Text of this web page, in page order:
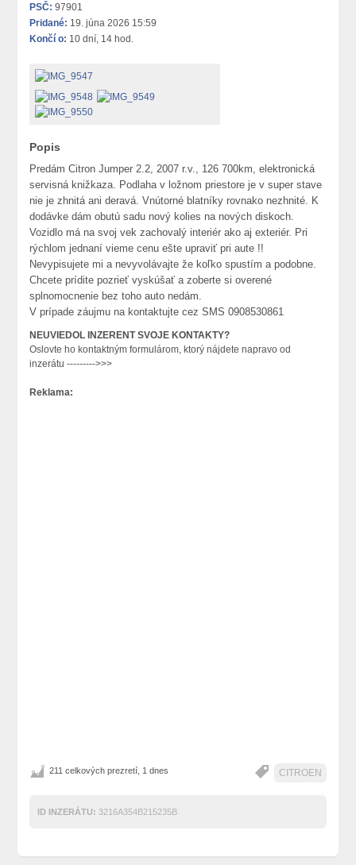
PSČ: 97901
Pridané: 19. júna 2026 15:59
Končí o: 10 dní, 14 hod.
Popis
Predám Citron Jumper 2.2, 2007 r.v., 126 700km, elektronická
servisná knižkaza. Podlaha v ložnom priestore je v super stave
nie je zhnitá ani deravá. Vnútorné blatníky rovnako nezhnité. K
dodávke dám obutú sadu nový kolies na nových diskoch.
Vozidlo má na svoj vek zachovalý interiér ako aj exteriér. Pri
rýchlom jednaní vieme cenu ešte upraviť pri aute !!
Nevypisujete mi a nevyvolávajte že koľko spustím a podobne.
Chcete prídite pozrieť vyskúšať a zoberte si overené
splnomocnenie bez toho auto nedám.
V prípade záujmu na kontaktujte cez SMS 0908530861
NEUVIEDOL INZERENT SVOJE KONTAKTY?
Oslovte ho kontaktným formulárom, ktorý nájdete napravo od
inzerátu --------->>>
Reklama:
CITROEN
211 celkových prezretí, 1 dnes
ID INZERÁTU: 3216A354B215235B